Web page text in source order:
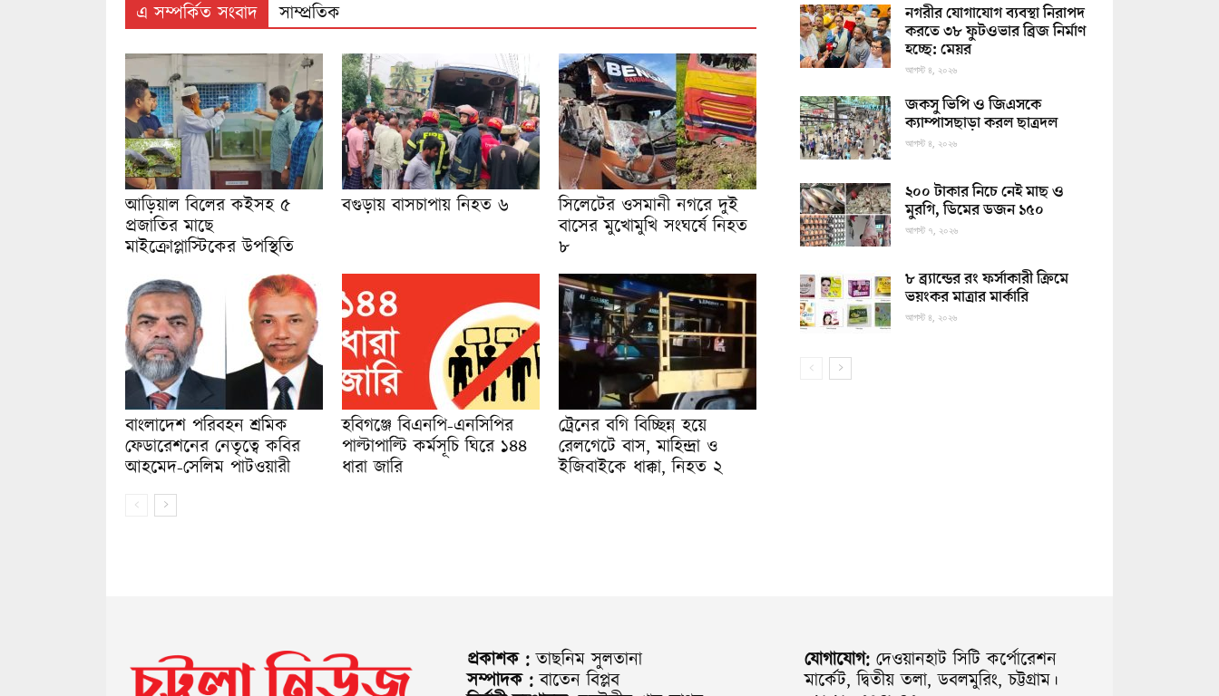
এ সম্পর্কিত সংবাদ সাম্প্রতিক
আড়িয়াল বিলের কইসহ ৫
প্রজাতির মাছে
মাইক্রোপ্লাস্টিকের উপস্থিতি
বগুড়ায় বাসচাপায় নিহত ৬
সিলেটের ওসমানী নগরে দুই
বাসের মুখোমুখি সংঘর্ষে নিহত
৮
বাংলাদেশ পরিবহন শ্রমিক
ফেডারেশনের নেতৃত্বে কবির
আহমেদ-সেলিম পাটওয়ারী
হবিগঞ্জে বিএনপি-এনসিপির
পাল্টাপাল্টি কর্মসূচি ঘিরে ১৪৪
ধারা জারি
ট্রেনের বগি বিচ্ছিন্ন হয়ে
রেলগেটে বাস, মাহিন্দ্রা ও
ইজিবাইকে ধাক্কা, নিহত ২
নগরীর যোগাযোগ ব্যবস্থা নিরাপদ
করতে ৩৮ ফুটওভার ব্রিজ নির্মাণ
হচ্ছে: মেয়র
আগস্ট ৪, ২০২৬
জকসু ভিপি ও জিএসকে
ক্যাম্পাসছাড়া করল ছাত্রদল
আগস্ট ৪, ২০২৬
২০০ টাকার নিচে নেই মাছ ও
মুরগি, ডিমের ডজন ১৫০
আগস্ট ৭, ২০২৬
৮ ব্র্যান্ডের রং ফর্সাকারী ক্রিমে
ভয়ংকর মাত্রার মার্কারি
আগস্ট ৪, ২০২৬
প্রকাশক : তাছনিম সুলতানা
সম্পাদক : বাতেন বিপ্লব
যোগাযোগ: দেওয়ানহাট সিটি কর্পোরেশন
মার্কেট, দ্বিতীয় তলা, ডবলমুরিং, চট্টগ্রাম।